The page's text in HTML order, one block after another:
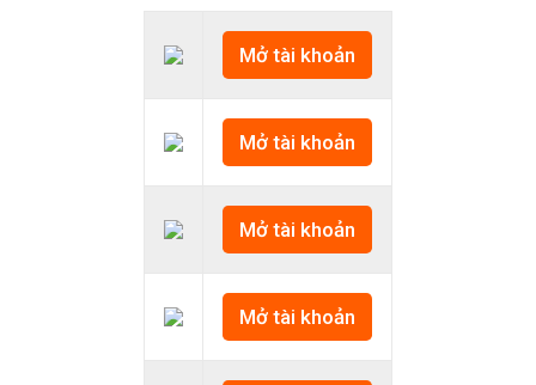
Mở tài khoản
Mở tài khoản
Mở tài khoản
Mở tài khoản